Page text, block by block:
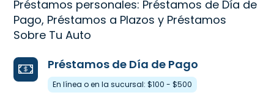
Préstamos personales: Préstamos de Día de
Pago, Préstamos a Plazos y Préstamos
Sobre Tu Auto
Préstamos de Día de Pago
En línea o en la sucursal: $100 - $500